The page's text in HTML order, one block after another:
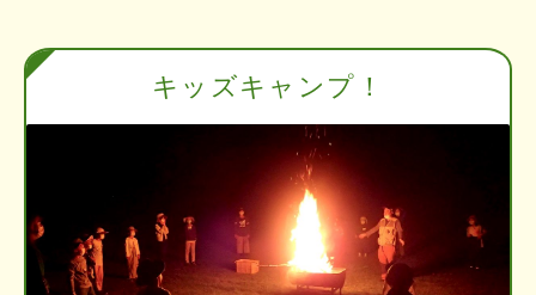
キッズキャンプ！